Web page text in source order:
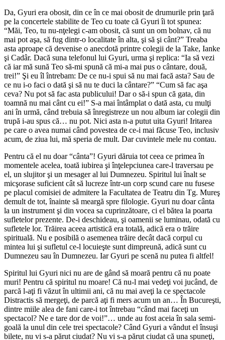
Da, Gyuri era obosit, din ce în ce mai obosit de drumurile prin ţară
pe la concertele stabilite de Teo cu toate că Gyuri îi tot spunea:
“Măi, Teo, tu nu-nţelegi c-am obosit, că sunt un om bolnav, că nu
mai pot aşa, să fug dintr-o localitate în alta, şi să şi cânt?” Treaba
asta aproape că devenise o anecdotă printre colegii de la Take, Ianke
şi Cadâr. Dacă suna telefonul lui Gyuri, urma şi replica: “Ia să vezi
că iar mă sună Teo să-mi spună că mi-a mai pus o cântare, două,
trei!” Şi eu îl întrebam: De ce nu-i spui să nu mai facă asta? Sau de
ce nu i-o faci o dată şi să nu te duci la cântare?” “Cum să fac aşa
ceva? Nu pot să fac asta publicului! Dar o să-i spun că gata, din
toamnă nu mai cânt cu ei!” S-a mai întâmplat o dată asta, cu mulţi
ani în urmă, când trebuia să înregistreze un nou album iar colegii din
trupă i-au spus că… nu pot. Nici asta n-a putut uita Gyuri! Iritarea
pe care o avea numai când povestea de ce-i mai făcuse Teo, inclusiv
acum, de ziua lui, mă speria de mult. Dar cuvintele mele nu contau.
Pentru că el nu doar “cânta”! Gyuri dăruia tot ceea ce primea în
momentele acelea, toată iubirea şi înţelepciunea care-l traversau pe
el, un slujitor şi un mesager al lui Dumnezeu. Spiritul lui înalt se
micşorase suficient cât să lucreze într-un corp scund care nu fusese
pe placul comisiei de admitere la Facultatea de Teatru din Tg. Mureş
demult de tot, înainte să meargă spre filologie. Gyuri nu doar cânta
la un instrument şi din vocea sa cuprinzătoare, ci el bătea la poarta
sufletelor prezente. De-i deschideau, şi oamenii se luminau, odată cu
sufletele lor. Trăirea aceea artistică era totală, adică era o trăire
spirituală. Nu e posibilă o asemenea trăire decât dacă corpul cu
mintea lui şi sufletul ce-l locuieşte sunt dimpreună, adică sunt cu
Dumnezeu sau în Dumnezeu. Iar Gyuri pe scenă nu putea fi altfel!
Spiritul lui Gyuri nici nu are de gând să moară pentru că nu poate
muri! Pentru că spiritul nu moare! Că nu-l mai vedeţi voi jucând, de
parcă l-aţi fi văzut în ultimii ani, că nu mai aveţi la ce spectacole
Distractis să mergeţi, de parcă aţi fi mers acum un an… În Bucureşti,
dintre miile alea de fani care-i tot întrebau “când mai faceţi un
spectacol? Ne e tare dor de voi!”… unde au fost aceia în sala semi-
goală la unul din cele trei spectacole? Când Gyuri a vândut el însuşi
bilete, nu vi s-a părut ciudat? Nu vi s-a părut ciudat că una spuneţi,